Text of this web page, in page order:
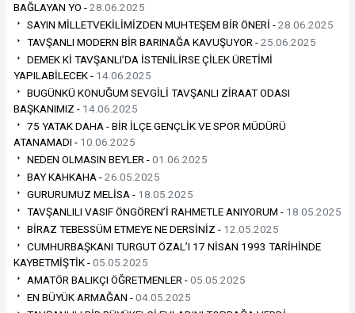
BAĞLAYAN YO -28.06.2025
SAYIN MİLLETVEKİLİMİZDEN MUHTEŞEM BİR ÖNERİ -28.06.2025
TAVŞANLI MODERN BİR BARINAĞA KAVUŞUYOR -25.06.2025
DEMEK Kİ TAVŞANLI’DA İSTENİLİRSE ÇİLEK ÜRETİMİ
YAPILABİLECEK - 14.06.2025
BUGÜNKÜ KONUĞUM SEVGİLİ TAVŞANLI ZİRAAT ODASI
BAŞKANIMIZ - 14.06.2025
75 YATAK DAHA - BİR İLÇE GENÇLİK VE SPOR MÜDÜRÜ
ATANAMADI - 10.06.2025
NEDEN OLMASIN BEYLER -01.06.2025
BAY KAHKAHA -26.05.2025
GURURUMUZ MELİSA - 18.05.2025
TAVŞANLILI VASIF ÖNGÖREN’İ RAHMETLE ANIYORUM - 18.05.2025
BİRAZ TEBESSÜM ETMEYE NE DERSİNİZ - 12.05.2025
CUMHURBAŞKANI TURGUT ÖZAL’I 17 NİSAN 1993 TARİHİNDE
KAYBETMİŞTİK -05.05.2025
AMATÖR BALIKÇI ÖĞRETMENLER -05.05.2025
EN BÜYÜK ARMAĞAN -04.05.2025